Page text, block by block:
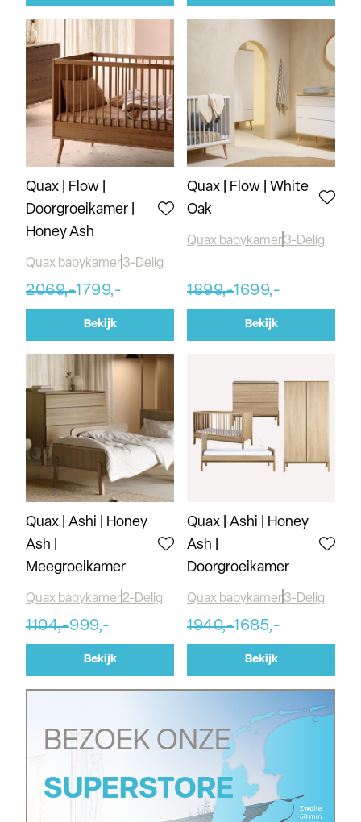
Quax | Flow |
Doorgroeikamer |
Honey Ash
Quax babykamer3-Delig
2069,-1799,-
Bekijk
Quax | Flow | White
Oak
Quax babykamer3-Delig
1899,-1699,-
Bekijk
Quax | Ashi | Honey
Ash |
Meegroeikamer
Quax babykamer2-Delig
1104,-999,-
Bekijk
Quax | Ashi | Honey
Ash |
Doorgroeikamer
Quax babykamer3-Delig
1940,-1685,-
Bekijk
BEZOEK ONZE
SUPERSTORE